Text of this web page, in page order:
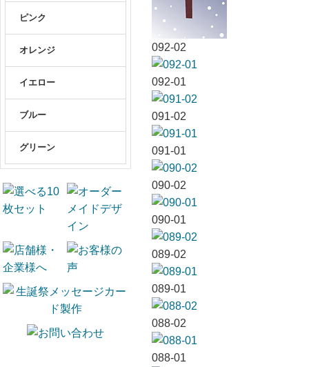
ピンク
オレンジ
イエロー
ブルー
グリーン
092-02
092-01
091-02
091-01
090-02
090-01
089-02
089-01
088-02
088-01